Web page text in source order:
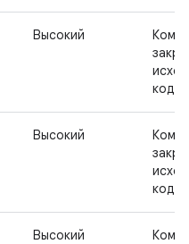
Высокий
Высокий
Высокий